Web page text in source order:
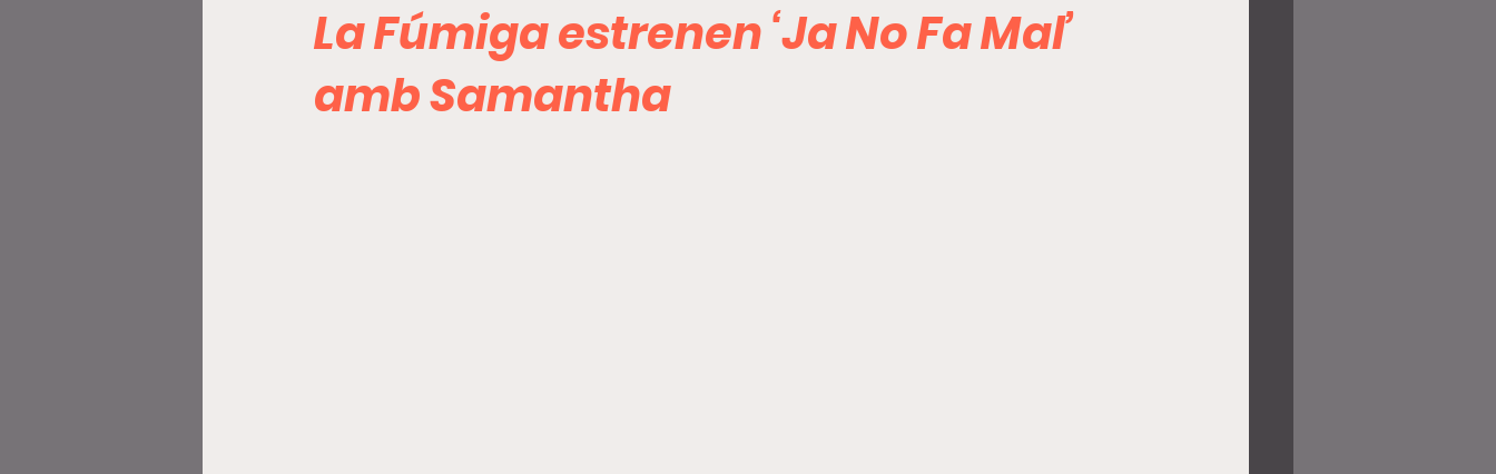
La Fúmiga estrenen ‘Ja No Fa Mal’
amb Samantha